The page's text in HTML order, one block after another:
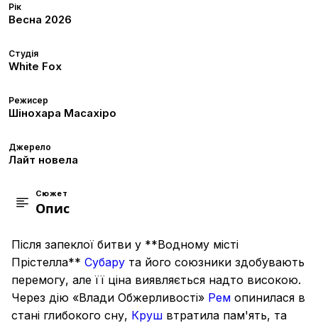
Рік
Весна 2026
Студія
White Fox
Режисер
Шінохара Масахіро
Джерело
Лайт новела
Сюжет
Опис
Після запеклої битви у **Водному місті
Прістелла** Субару та його союзники здобувають
перемогу, але її ціна виявляється надто високою.
Через дію «Влади Обжерливості» Рем опинилася в
стані глибокого сну, Круш втратила пам'ять, та